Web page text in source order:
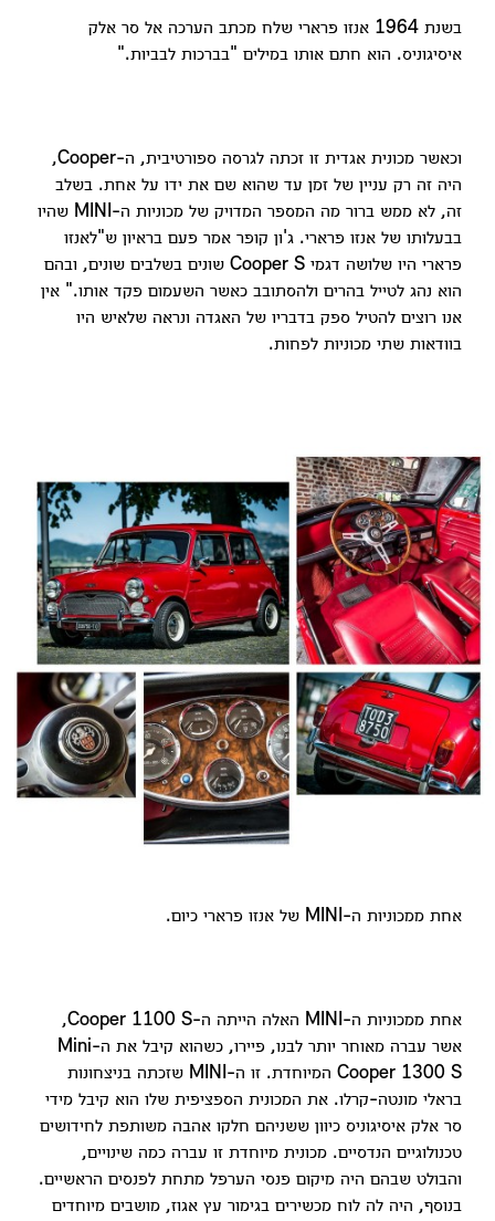
בשנת 1964 אנזו פרארי שלח מכתב הערכה אל סר אלק
איסיגוניס. הוא חתם אותו במילים "בברכות לבביות."
וכאשר מכונית אגדית זו זכתה לגרסה ספורטיבית, ה-Cooper,
היה זה רק עניין של זמן עד שהוא שם את ידו על אחת. בשלב
זה, לא ממש ברור מה המספר המדויק של מכוניות ה-MINI שהיו
בבעלותו של אנזו פרארי. ג'ון קופר אמר פעם בראיון ש"לאנזו
פרארי היו שלושה דגמי Cooper S שונים בשלבים שונים, ובהם
הוא נהג לטייל בהרים ולהסתובב כאשר השעמום פקד אותו." אין
אנו רוצים להטיל ספק בדבריו של האגדה ונראה שלאיש היו
בוודאות שתי מכוניות לפחות.
אחת ממכוניות ה-MINI של אנזו פרארי כיום.
אחת ממכוניות ה-MINI האלה הייתה ה-Cooper 1100 S,
אשר עברה מאוחר יותר לבנו, פיירו, כשהוא קיבל את ה-Mini
Cooper 1300 S המיוחדת. זו ה-MINI שזכתה בניצחונות
בראלי מונטה-קרלו. את המכונית הספציפית שלו הוא קיבל מידי
סר אלק איסיגוניס כיוון ששניהם חלקו אהבה משותפת לחידושים
טכנולוגיים הנדסיים. מכונית מיוחדת זו עברה כמה שינויים,
והבולט שבהם היה מיקום פנסי הערפל מתחת לפנסים הראשיים.
בנוסף, היה לה לוח מכשירים בגימור עץ אגוז, מושבים מיוחדים